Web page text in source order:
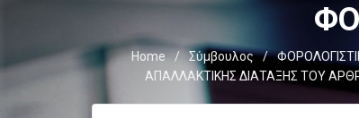
Home / Σύμβουλος /
ΑΠΑΛΛΑΚΤΙΚΗΣ ΔΙΑΤΑΞΗΣ ΤΟΥ